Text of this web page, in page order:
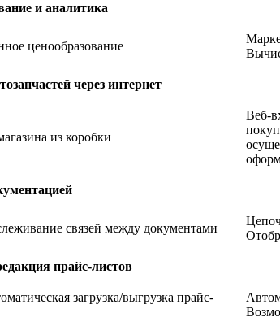
и аналитика
ценообразование
через интернет
из коробки
Веб-
связей между документами
прайс-листов
загрузка/выгрузка прайс-